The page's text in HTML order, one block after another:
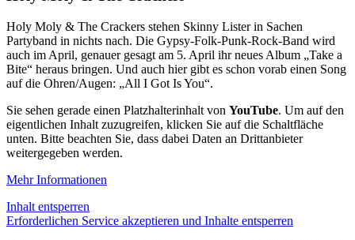
Holy Moly & The Crackers stehen Skinny Lister in Sachen
Partyband in nichts nach. Die Gypsy-Folk-Punk-Rock-Band wird
auch im April, genauer gesagt am 5. April ihr neues Album „Take a
Bite“ heraus bringen. Und auch hier gibt es schon vorab einen Song
auf die Ohren/Augen: „All I Got Is You“.
Sie sehen gerade einen Platzhalterinhalt von YouTube. Um auf den
eigentlichen Inhalt zuzugreifen, klicken Sie auf die Schaltfläche
unten. Bitte beachten Sie, dass dabei Daten an Drittanbieter
weitergegeben werden.
Mehr Informationen
Inhalt entsperren
Erforderlichen Service akzeptieren und Inhalte entsperren